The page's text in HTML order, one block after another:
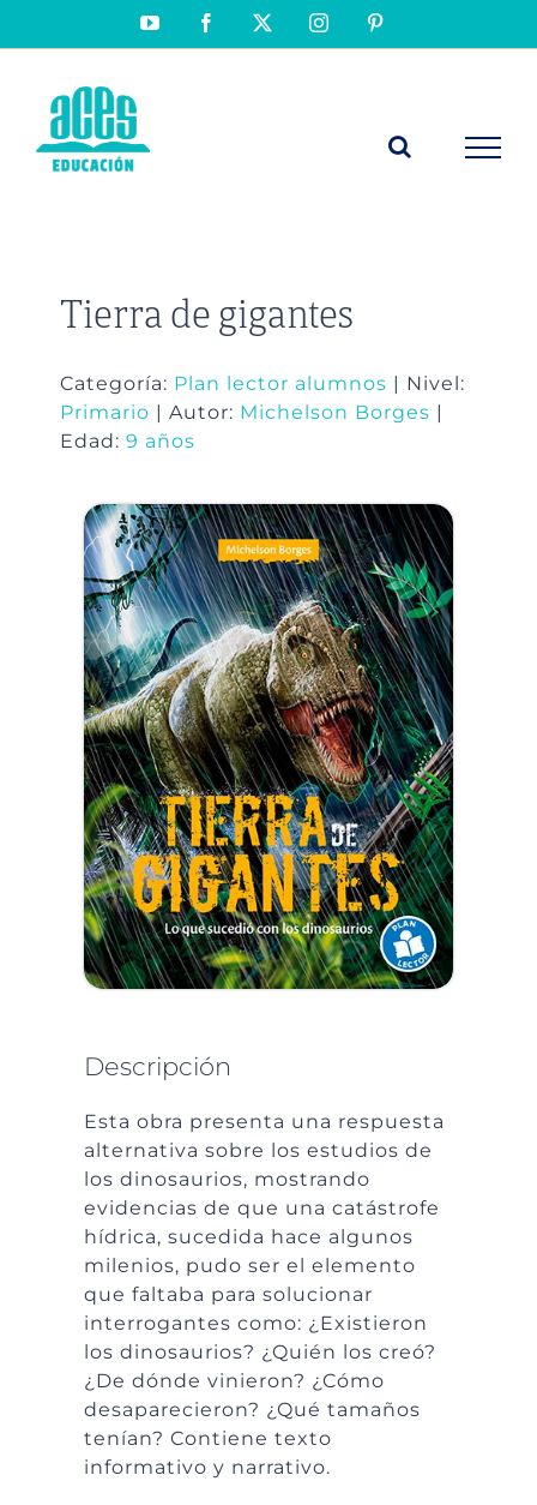
YouTubeFacebook Instagram
Tierra de gigantes
Categoría: Plan lector alumnos | Nivel:
Primario | Autor: Michelson Borges
Edad: 9 años
Descripción
Esta obra presenta una respuesta
alternativa sobre los estudios de
los dinosaurios, mostrando
evidencias de que una catástrofe
hídrica, sucedida hace algunos
milenios, pudo ser el elemento
que faltaba para solucionar
interrogantes como: ¿Existieron
los dinosaurios? ¿Quién los creó?
¿De dónde vinieron? ¿Cómo
desaparecieron? ¿Qué tamaños
tenían? Contiene texto
informativo y narrativo.